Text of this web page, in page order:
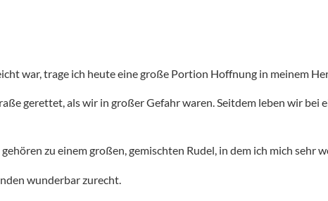
war, trage ich heute eine große Portion Hoffnung in meinem
gerettet, als wir in großer Gefahr waren. Seitdem leben wir bei
zu einem großen, gemischten Rudel, in dem ich mich sehr
wunderbar zurecht.